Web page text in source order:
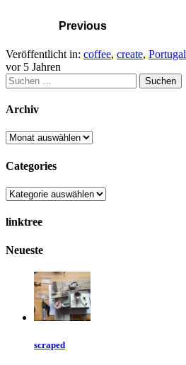
Previous
Veröffentlicht in: coffee, create, Portugal
vor 5 Jahren
Suchen
nach:
Archiv
Archiv
Categories
Categories
linktree
Neueste
scraped